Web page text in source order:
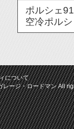
ポルシェ
空冷ポル
について
レージ・ロードマンAll